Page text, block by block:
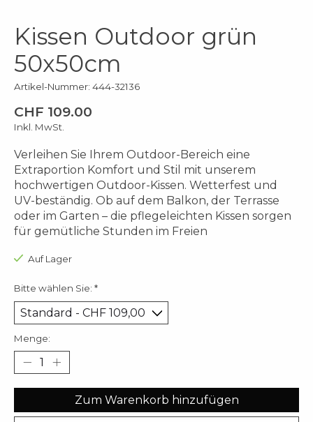
Kissen Outdoor grün
50x50cm
Artikel-Nummer: 444-32136
CHF 109.00
Inkl. MwSt.
Verleihen Sie Ihrem Outdoor-Bereich eine
Extraportion Komfort und Stil mit unserem
hochwertigen Outdoor-Kissen. Wetterfest und
UV-beständig. Ob auf dem Balkon, der Terrasse
oder im Garten – die pflegeleichten Kissen sorgen
für gemütliche Stunden im Freien
Auf Lager
Bitte wählen Sie: *
Menge:
Zum Warenkorb hinzufügen